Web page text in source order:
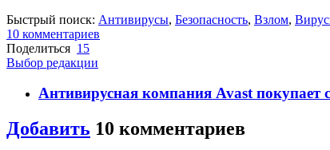
Быстрый поиск: Антивирусы, Безопасность, Взлом,
10 комментариев
Поделиться 15
Выбор редакции
Антивирусная компания Avast покупает
Добавить 10 комментариев